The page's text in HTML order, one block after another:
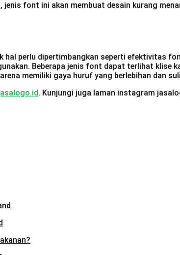
jenis font ini akan membuat desain kurang
perlu dipertimbangkan seperti efektivitas
Beberapa jenis font dapat terlihat klise
memiliki gaya huruf yang berlebihan dan
. Kunjungi juga laman instagram